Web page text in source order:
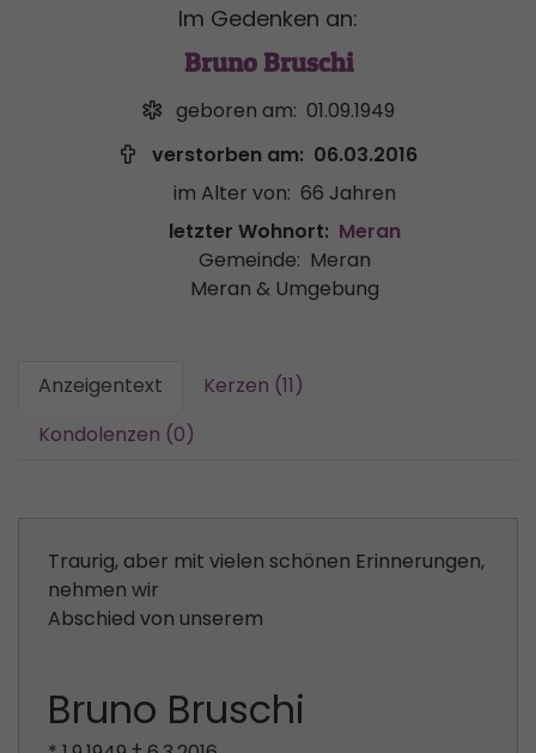
Im Gedenken an:
Bruno Bruschi
geboren am: 01.09.1949
verstorben am: 06.03.2016
im Alter von: 66 Jahren
letzter Wohnort: Meran
Gemeinde: Meran
Meran & Umgebung
Anzeigentext
Kerzen (11)
Kondolenzen (0)
Traurig, aber mit vielen schönen Erinnerungen,
nehmen wir
Abschied von unserem
Bruno Bruschi